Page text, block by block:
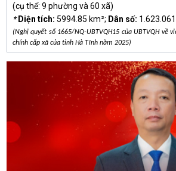
(cụ thể: 9 phường và 60 xã)
* Diện tích: 5994.85 km²; Dân số:
(Nghị quyết số 1665/NQ-UBTVQH15 của UBTVQH về
chính cấp xã của tỉnh Hà Tĩnh năm 2025)